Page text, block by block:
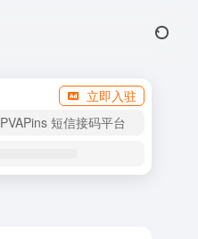
立即入驻
PVAPins 短信接码平台